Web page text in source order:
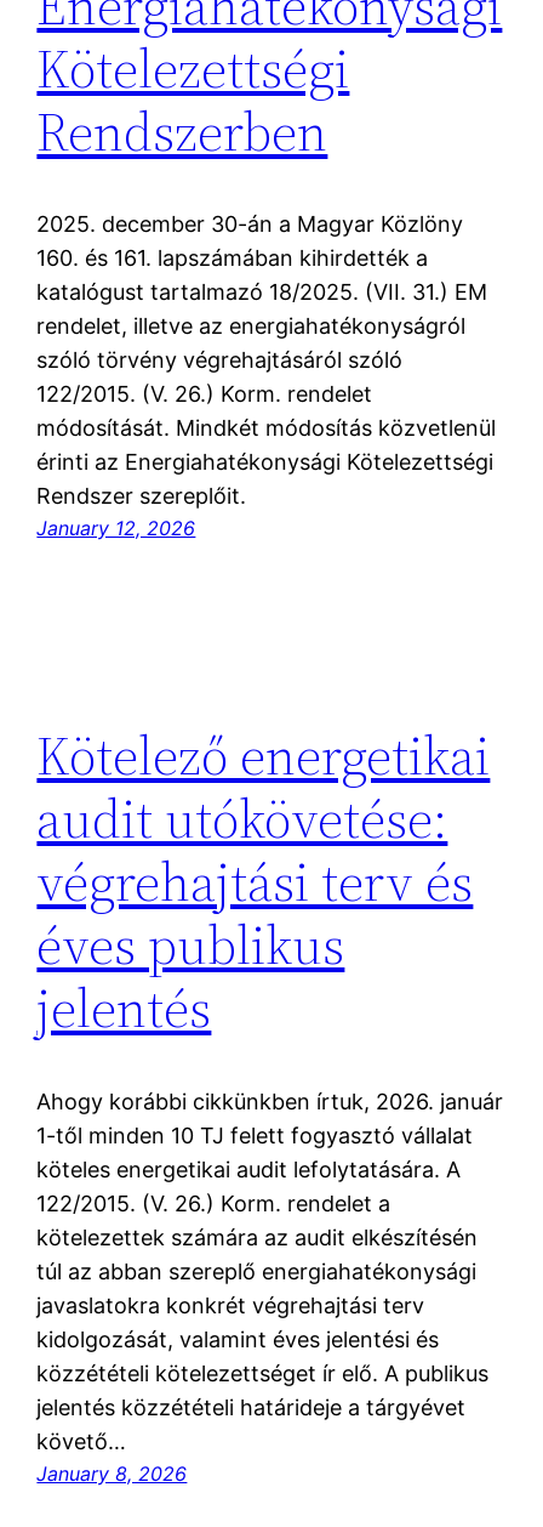
Kötelezettségi
Rendszerben
2025. december 30-án a Magyar Közlöny
160. és 161. lapszámában kihirdették a
katalógust tartalmazó 18/2025. (VII. 31.) EM
rendelet, illetve az energiahatékonyságról
szóló törvény végrehajtásáról szóló
122/2015. (V. 26.) Korm. rendelet
módosítását. Mindkét módosítás közvetlenül
érinti az Energiahatékonysági Kötelezettségi
Rendszer szereplőit.
January 12, 2026
Kötelező energetikai
audit utókövetése:
végrehajtási terv és
éves publikus
jelentés
Ahogy korábbi cikkünkben írtuk, 2026. január
1-től minden 10 TJ felett fogyasztó vállalat
köteles energetikai audit lefolytatására. A
122/2015. (V. 26.) Korm. rendelet a
kötelezettek számára az audit elkészítésén
túl az abban szereplő energiahatékonysági
javaslatokra konkrét végrehajtási terv
kidolgozását, valamint éves jelentési és
közzétételi kötelezettséget ír elő. A publikus
jelentés közzétételi határideje a tárgyévet
követő…
January 8, 2026